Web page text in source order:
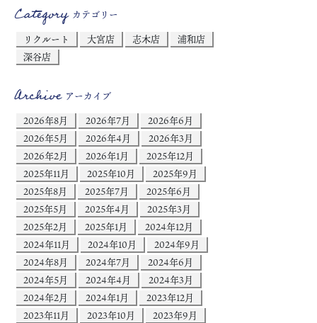
Categoryカテゴリー
リクルート
大宮店 志木店
浦和店
深谷店
Archiveアーカイブ
2026年8月
2026年7月
2026年6月
2026年5月
2026年4月
2026年3月
2026年2月
2026年1月
2025年12月
2025年11月
2025年10月
2025年9月
2025年8月
2025年7月
2025年6月
2025年5月
2025年4月
2025年3月
2025年2月
2025年1月
2024年12月
2024年11月
2024年10月
2024年9月
2024年8月
2024年7月
2024年6月
2024年5月
2024年4月
2024年3月
2024年2月
2024年1月
2023年12月
2023年11月
2023年10月
2023年9月